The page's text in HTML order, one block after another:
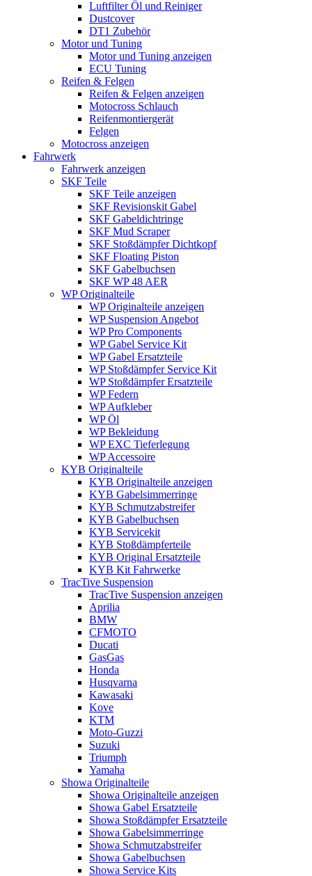
Luftfilter Öl und Reiniger
Dustcover
DT1 Zubehör
Motor und Tuning
Motor und Tuning anzeigen
ECU Tuning
Reifen & Felgen
Reifen & Felgen anzeigen
Motocross Schlauch
Reifenmontiergerät
Felgen
Motocross anzeigen
Fahrwerk
Fahrwerk anzeigen
SKF Teile
SKF Teile anzeigen
SKF Revisionskit Gabel
SKF Gabeldichtringe
SKF Mud Scraper
SKF Stoßdämpfer Dichtkopf
SKF Floating Piston
SKF Gabelbuchsen
SKF WP 48 AER
WP Originalteile
WP Originalteile anzeigen
WP Suspension Angebot
WP Pro Components
WP Gabel Service Kit
WP Gabel Ersatzteile
WP Stoßdämpfer Service Kit
WP Stoßdämpfer Ersatzteile
WP Federn
WP Aufkleber
WP Öl
WP Bekleidung
WP EXC Tieferlegung
WP Accessoire
KYB Originalteile
KYB Originalteile anzeigen
KYB Gabelsimmerringe
KYB Schmutzabstreifer
KYB Gabelbuchsen
KYB Servicekit
KYB Stoßdämpferteile
KYB Original Ersatzteile
KYB Kit Fahrwerke
TracTive Suspension
TracTive Suspension anzeigen
Aprilia
BMW
CFMOTO
Ducati
GasGas
Honda
Husqvarna
Kawasaki
Kove
KTM
Moto-Guzzi
Suzuki
Triumph
Yamaha
Showa Originalteile
Showa Originalteile anzeigen
Showa Gabel Ersatzteile
Showa Stoßdämpfer Ersatzteile
Showa Gabelsimmerringe
Showa Schmutzabstreifer
Showa Gabelbuchsen
Showa Service Kits